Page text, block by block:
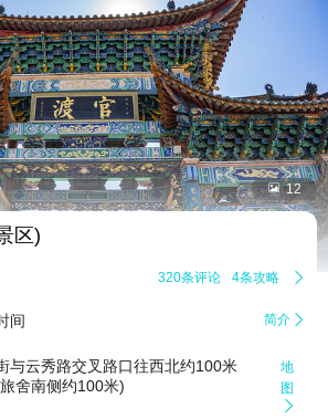
 12
区)
320条评论 4条攻略 
间 简介 
与云秀路交叉路口往西北约100米
舍南侧约100米)
地
图
